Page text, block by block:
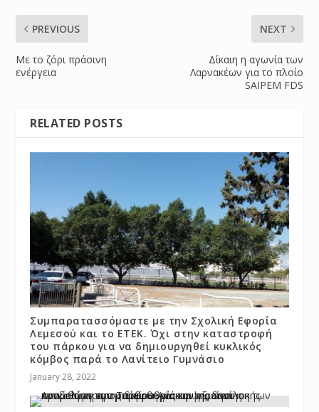
PREVIOUS
Με το ζόρι πράσινη
ενέργεια
NEXT
Δίκαιη η αγωνία των
Λαρνακέων για το πλοίο
SAIPEM FDS
RELATED POSTS
Συμπαρατασσόμαστε με την Σχολική Εφορία
Λεμεσού και το ΕΤΕΚ. Όχι στην καταστροφή
του πάρκου για να δημιουργηθεί κυκλικός
κόμβος παρά το Λανίτειο Γυμνάσιο
January 28, 2022